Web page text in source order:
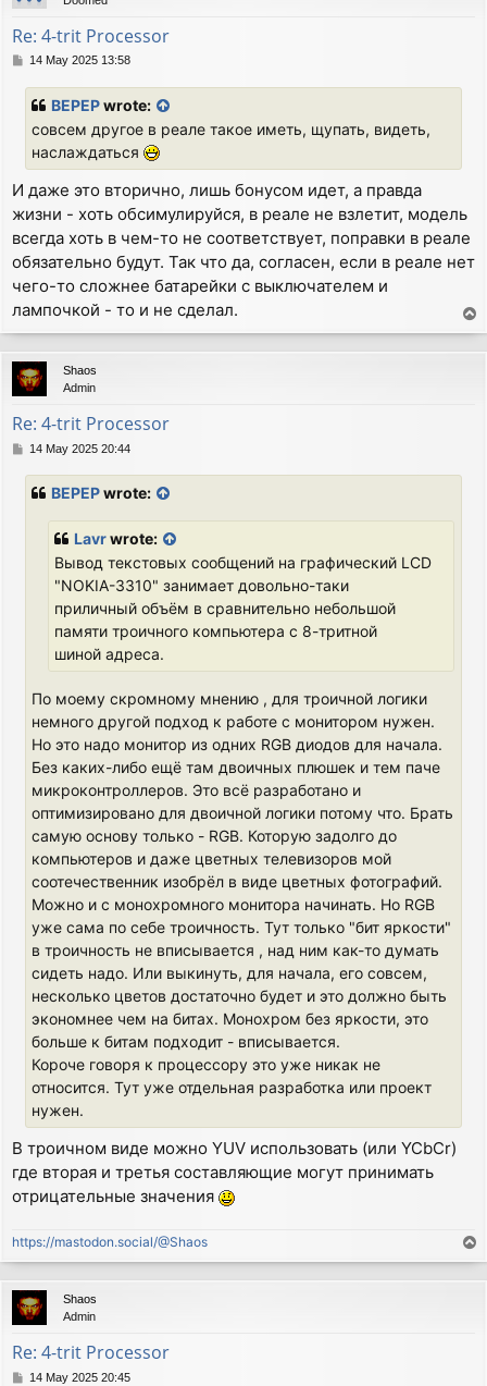
Re: 4-trit Processor
P14 May 2025 13:58
BEPEPwrote:
совсем другое в реале такое иметь, щупать, видеть,
наслаждаться
И даже это вторично, лишь бонусом идет, а правда
жизни - хоть обсимулируйся, в реале не взлетит, модель
всегда хоть в чем-то не соответствует, поправки в реале
обязательно будут. Так что да, согласен, если в реале нет
чего-то сложнее батарейки с выключателем и
лампочкой - то и не сделал.
o
p
Shaos
Admin
Re: 4-trit Processor
P14 May 2025 20:44
BEPEPwrote:
Lavrwrote:
Вывод текстовых сообщений на графический LCD
"NOKIA-3310" занимает довольно-таки
приличный объём в сравнительно небольшой
памяти троичного компьютера с 8-тритной
шиной адреса.
По моему скромному мнению , для троичной логики
немного другой подход к работе с монитором нужен.
Но это надо монитор из одних RGB диодов для начала.
Без каких-либо ещё там двоичных плюшек и тем паче
микроконтроллеров. Это всё разработано и
оптимизировано для двоичной логики потому что. Брать
самую основу только - RGB. Которую задолго до
компьютеров и даже цветных телевизоров мой
соотечественник изобрёл в виде цветных фотографий.
Можно и с монохромного монитора начинать. Но RGB
уже сама по себе троичность. Тут только "бит яркости"
в троичность не вписывается , над ним как-то думать
сидеть надо. Или выкинуть, для начала, его совсем,
несколько цветов достаточно будет и это должно быть
экономнее чем на битах. Монохром без яркости, это
больше к битам подходит - вписывается.
Короче говоря к процессору это уже никак не
относится. Тут уже отдельная разработка или проект
нужен.
В троичном виде можно YUV использовать (или YCbCr)
где вторая и третья составляющие могут принимать
отрицательные значения
https://mastodon.social/@Shaos
o
p
Shaos
Admin
Re: 4-trit Processor
P14 May 2025 20:45